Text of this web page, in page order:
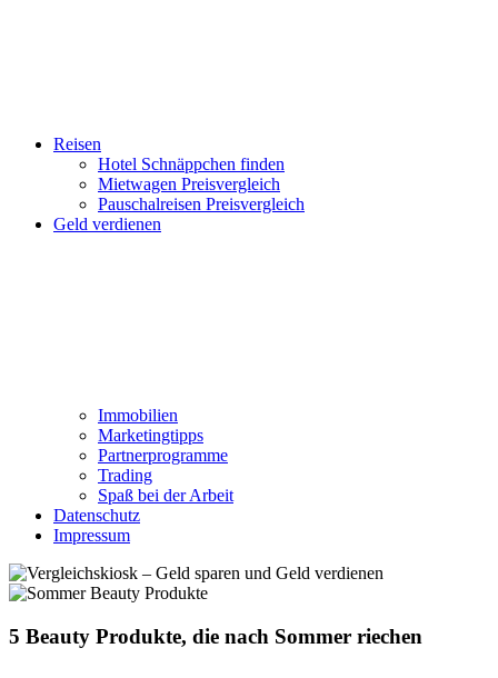
Reisen
Hotel Schnäppchen finden
Mietwagen Preisvergleich
Pauschalreisen Preisvergleich
Geld verdienen
Immobilien
Marketingtipps
Partnerprogramme
Trading
Spaß bei der Arbeit
Datenschutz
Impressum
5 Beauty Produkte, die nach Sommer riechen